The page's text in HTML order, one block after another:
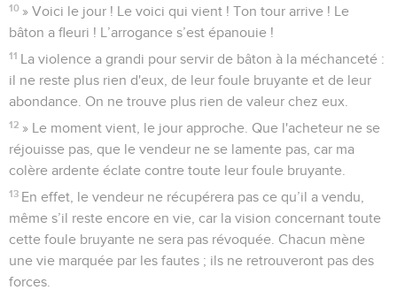
10 » Voici le jour ! Le voici qui vient ! Ton tour arrive ! Le
bâton a fleuri ! L’arrogance s’est épanouie !
11 La violence a grandi pour servir de bâton à la méchanceté :
il ne reste plus rien d'eux, de leur foule bruyante et de leur
abondance. On ne trouve plus rien de valeur chez eux.
12 » Le moment vient, le jour approche. Que l'acheteur ne se
réjouisse pas, que le vendeur ne se lamente pas, car ma
colère ardente éclate contre toute leur foule bruyante.
13 En effet, le vendeur ne récupérera pas ce qu’il a vendu,
même s’il reste encore en vie, car la vision concernant toute
cette foule bruyante ne sera pas révoquée. Chacun mène
une vie marquée par les fautes ; ils ne retrouveront pas des
forces.